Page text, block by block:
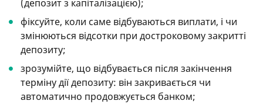
(депозит з капіталізацією);
фіксуйте, коли саме відбуваються виплати, і чи
змінюються відсотки при достроковому закритті
депозиту;
зрозумійте, що відбувається після закінчення
терміну дії депозиту: він закривається чи
автоматично продовжується банком;